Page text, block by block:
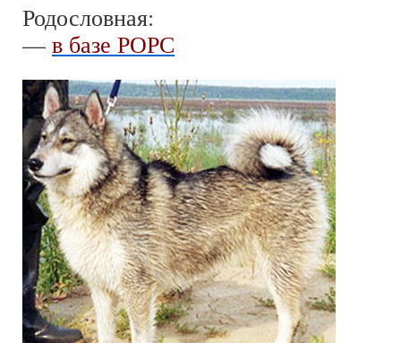
Родословная:
— в базе РОРС